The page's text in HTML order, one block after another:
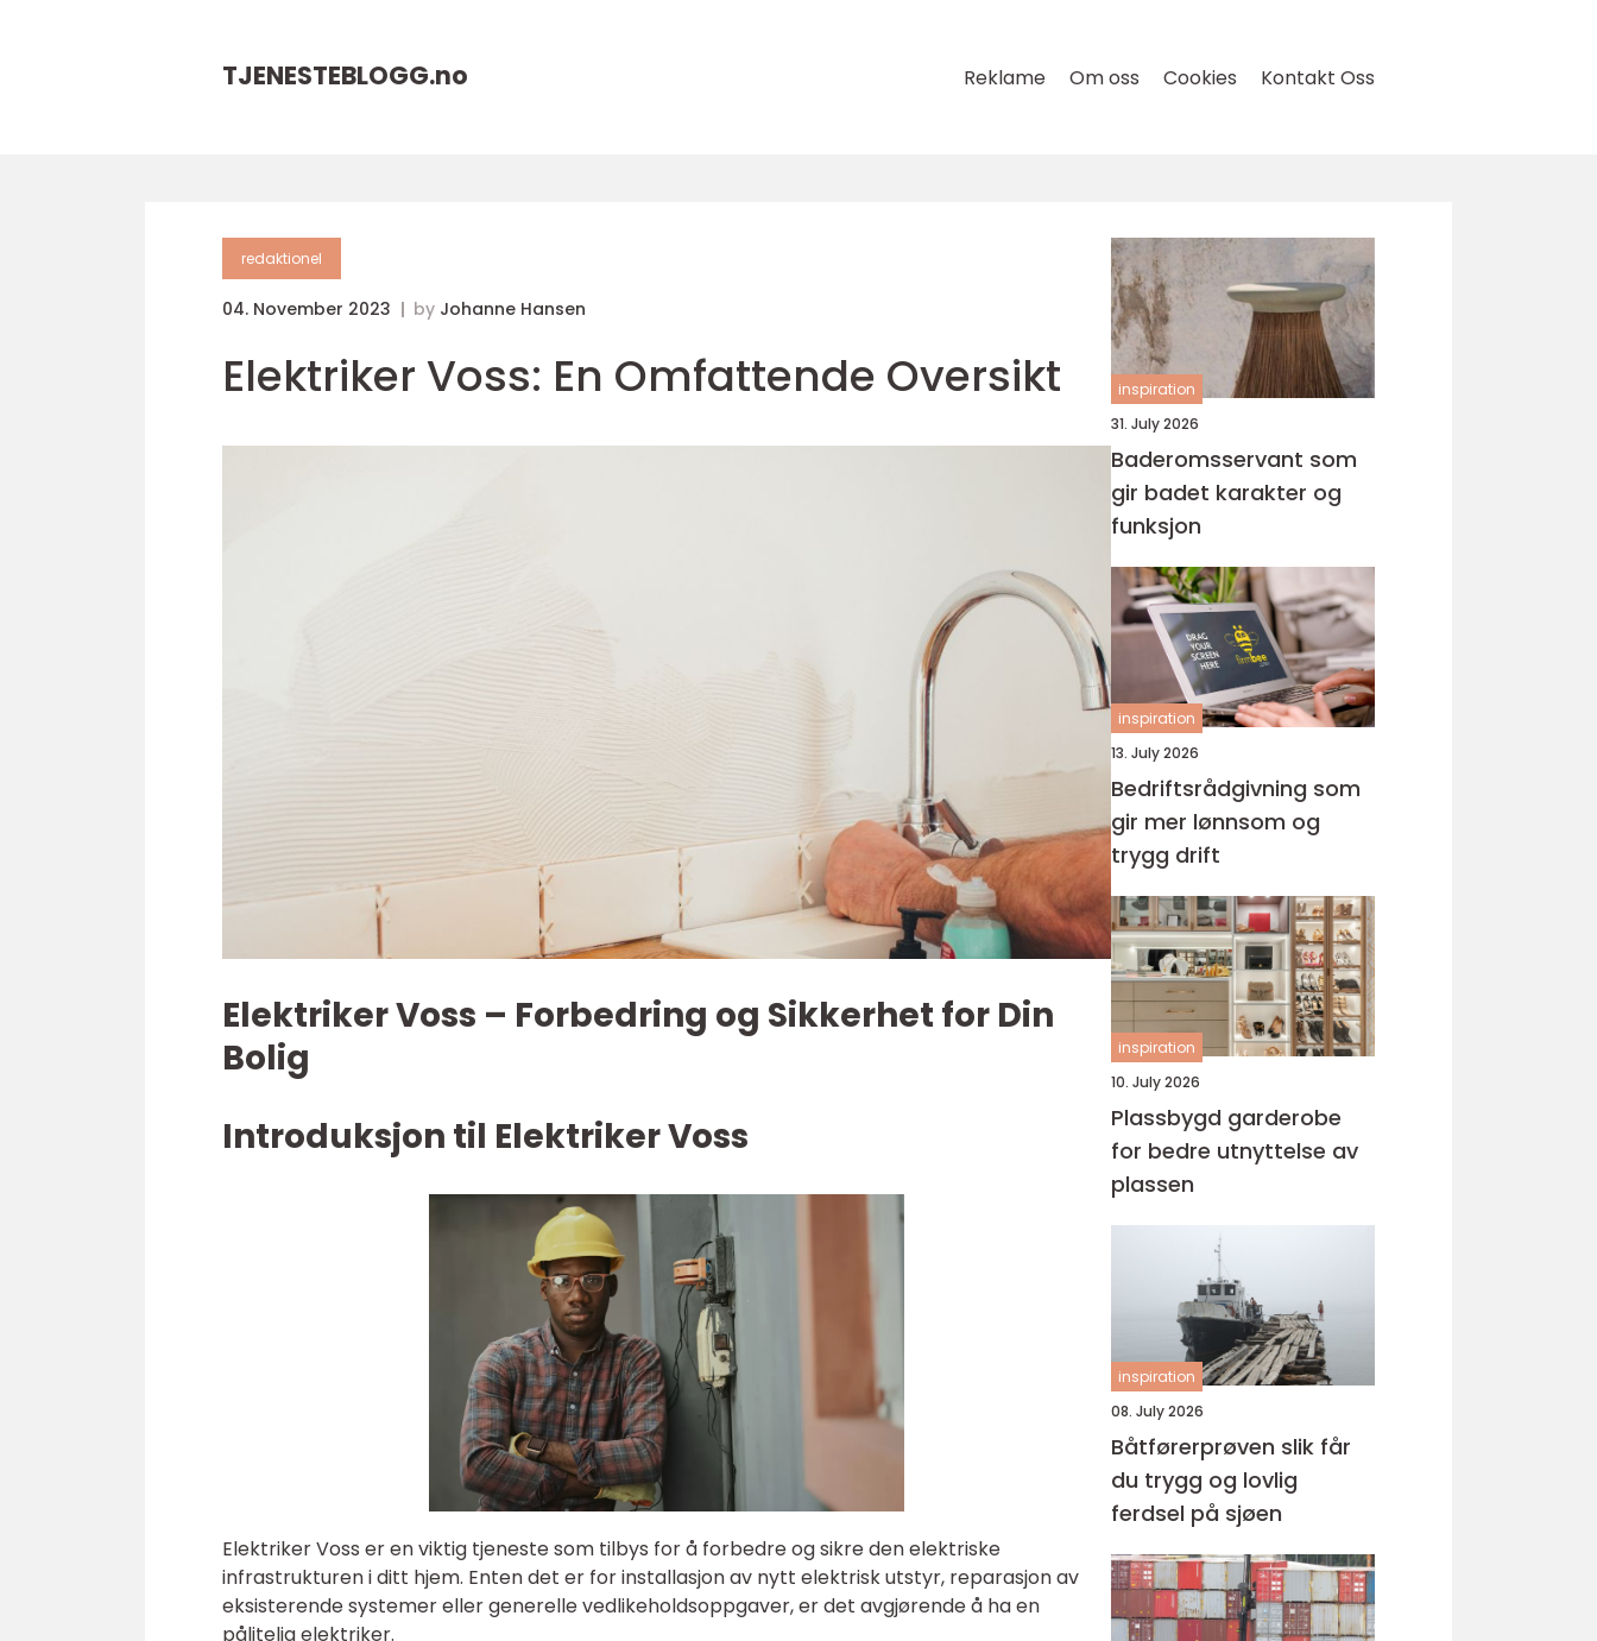
TJENESTEBLOGG.no Reklame Om oss Cookies Kontakt Oss
redaktionel
04. November 2023 by Johanne Hansen
Elektriker Voss: En Omfattende Oversikt
Elektriker Voss – Forbedring og Sikkerhet for Din
Bolig
Introduksjon til Elektriker Voss
Elektriker Voss er en viktig tjeneste som tilbys for å forbedre og sikre den elektriske
infrastrukturen i ditt hjem. Enten det er for installasjon av nytt elektrisk utstyr, reparasjon av
eksisterende systemer eller generelle vedlikeholdsoppgaver, er det avgjørende å ha en
pålitelig elektriker.
inspiration
31. July 2026
Baderomsservant som
gir badet karakter og
funksjon
inspiration
13. July 2026
Bedriftsrådgivning som
gir mer lønnsom og
trygg drift
inspiration
10. July 2026
Plassbygd garderobe
for bedre utnyttelse av
plassen
inspiration
08. July 2026
Båtførerprøven slik får
du trygg og lovlig
ferdsel på sjøen